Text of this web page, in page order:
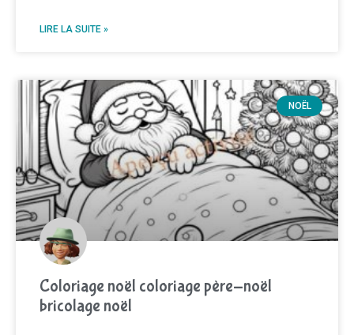
LIRE LA SUITE »
NOËL
Coloriage noël coloriage père-noël
bricolage noël